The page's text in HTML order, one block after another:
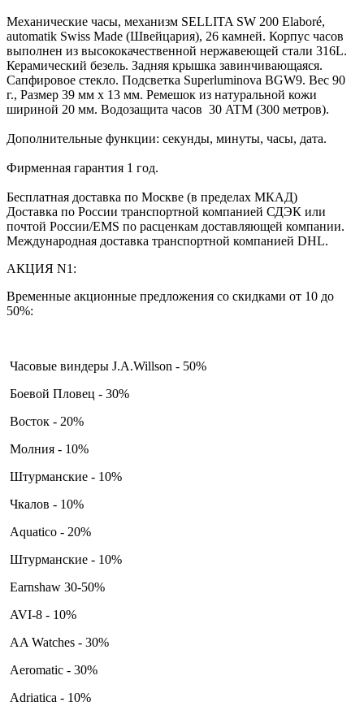
Механические часы, механизм SELLITA SW 200 Elaboré,
automatik Swiss Made (Швейцария), 26 камней. Корпус часов
выполнен из высококачественной нержавеющей стали 316L.
Керамический безель. Задняя крышка завинчивающаяся.
Сапфировое стекло. Подсветка Superluminova BGW9. Вес 90
г., Размер 39 мм х 13 мм. Ремешок из натуральной кожи
шириной 20 мм. Водозащита часов 30 ATM (300 метров).
Дополнительные функции: секунды, минуты, часы, дата.
Фирменная гарантия 1 год.
Бесплатная доставка по Москве (в пределах МКАД)
Доставка по России транспортной компанией СДЭК или
почтой России/EMS по расценкам доставляющей компании.
Международная доставка транспортной компанией DHL.
АКЦИЯ N1:
Временные акционные предложения со скидками от 10 до
50%:
Часовые виндеры J.A.Willson - 50%
Боевой Пловец - 30%
Восток - 20%
Молния - 10%
Штурманские - 10%
Чкалов - 10%
Aquatico - 20%
Штурманские - 10%
Earnshaw 30-50%
AVI-8 - 10%
AA Watches - 30%
Aeromatic - 30%
Adriatica - 10%